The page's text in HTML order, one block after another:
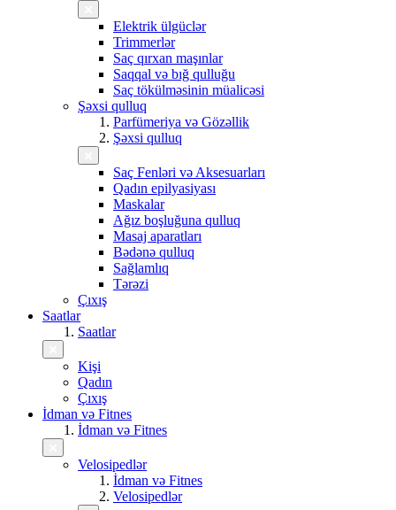
Elektrik ülgüclər
Trimmerlər
Saç qırxan maşınlar
Saqqal və bığ qulluğu
Saç tökülməsinin müalicəsi
Şəxsi qulluq
Parfümeriya və Gözəllik
Şəxsi qulluq
Saç Fenləri və Aksesuarları
Qadın epilyasiyası
Maskalar
Ağız boşluğuna qulluq
Masaj aparatları
Bədənə qulluq
Sağlamlıq
Tərəzi
Çıxış
Saatlar
Saatlar
Kişi
Qadın
Çıxış
İdman və Fitnes
İdman və Fitnes
Velosipedlər
İdman və Fitnes
Velosipedlər